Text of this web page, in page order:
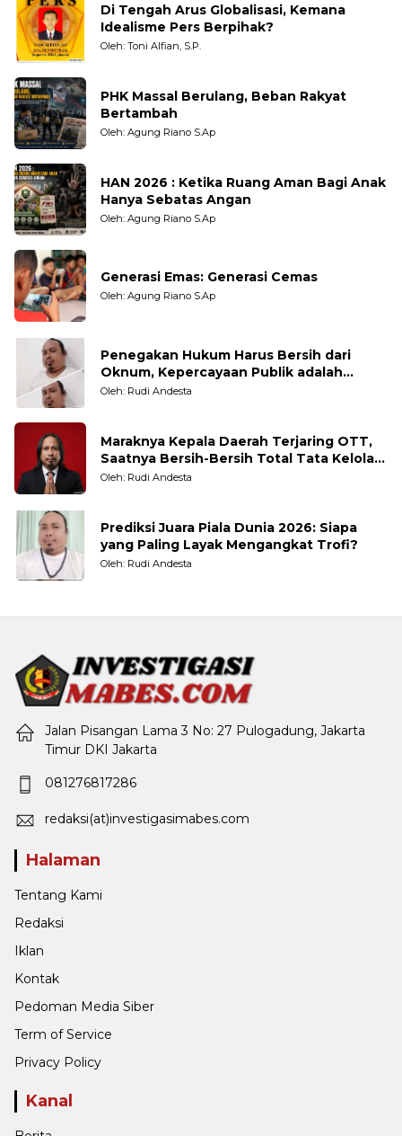
Di Tengah Arus Globalisasi, Kemana
Idealisme Pers Berpihak?
Oleh: Toni Alfian, S.P.
PHK Massal Berulang, Beban Rakyat
Bertambah
Oleh: Agung Riano S.Ap
HAN 2026 : Ketika Ruang Aman Bagi Anak
Hanya Sebatas Angan
Oleh: Agung Riano S.Ap
Generasi Emas: Generasi Cemas
Oleh: Agung Riano S.Ap
Penegakan Hukum Harus Bersih dari
Oknum, Kepercayaan Publik adalah
Taruhannya
Oleh: Rudi Andesta
Maraknya Kepala Daerah Terjaring OTT,
Saatnya Bersih-Bersih Total Tata Kelola
Pemerintahan
Oleh: Rudi Andesta
Prediksi Juara Piala Dunia 2026: Siapa
yang Paling Layak Mengangkat Trofi?
Oleh: Rudi Andesta
Jalan Pisangan Lama 3 No: 27 Pulogadung, Jakarta
Timur DKI Jakarta
081276817286
redaksi(at)investigasimabes.com
Halaman
Tentang Kami
Redaksi
Iklan
Kontak
Pedoman Media Siber
Term of Service
Privacy Policy
Kanal